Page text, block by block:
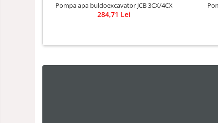
Pompa apa buldoexcavator JCB 3CX/4CX
284,71 Lei